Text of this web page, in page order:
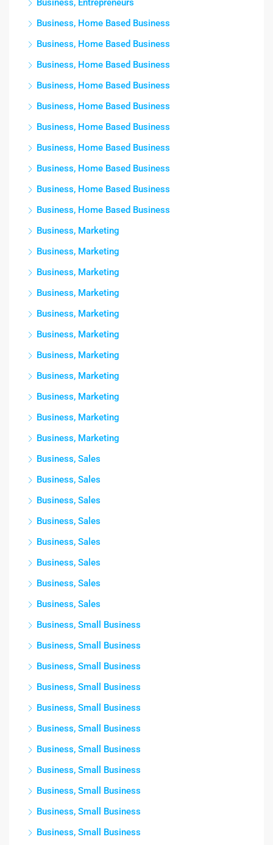
Business, Entrepreneurs
Business, Home Based Business
Business, Home Based Business
Business, Home Based Business
Business, Home Based Business
Business, Home Based Business
Business, Home Based Business
Business, Home Based Business
Business, Home Based Business
Business, Home Based Business
Business, Home Based Business
Business, Marketing
Business, Marketing
Business, Marketing
Business, Marketing
Business, Marketing
Business, Marketing
Business, Marketing
Business, Marketing
Business, Marketing
Business, Marketing
Business, Marketing
Business, Sales
Business, Sales
Business, Sales
Business, Sales
Business, Sales
Business, Sales
Business, Sales
Business, Sales
Business, Small Business
Business, Small Business
Business, Small Business
Business, Small Business
Business, Small Business
Business, Small Business
Business, Small Business
Business, Small Business
Business, Small Business
Business, Small Business
Business, Small Business